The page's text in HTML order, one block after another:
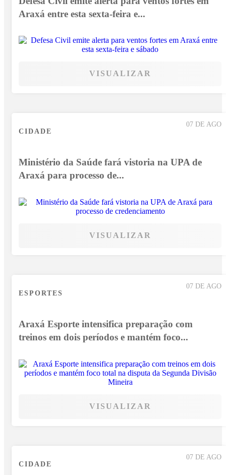
Araxá entre esta sexta-feira e...
VISUALIZAR
07 DE AGO
CIDADE
Ministério da Saúde fará vistoria na UPA de
Araxá para processo de...
VISUALIZAR
07 DE AGO
ESPORTES
Araxá Esporte intensifica preparação com
treinos em dois períodos e mantém foco...
VISUALIZAR
07 DE AGO
CIDADE